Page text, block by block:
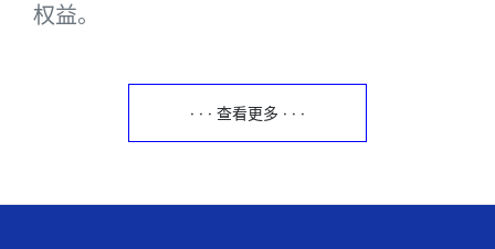
权益。
· · · 查看更多 · · ·